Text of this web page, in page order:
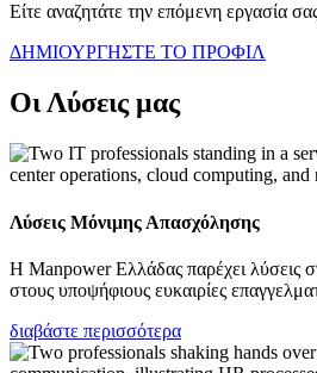
Είτε αναζητάτε την επόμενη εργασία
ΔΗΜΙΟΥΡΓΗΣΤΕ ΤΟ ΠΡΟΦΙΛ
Οι Λύσεις μας
Λύσεις Μόνιμης Απασχόλησης
Η Manpower Ελλάδας παρέχει λύσεις
στους υποψήφιους ευκαιρίες
διαβάστε περισσότερα